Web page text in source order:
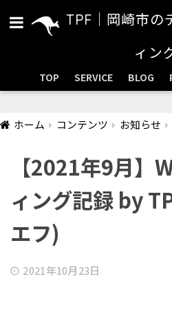
TPF｜岡崎市の
ィン
TOP SERVICE BLOG
ホーム コンテンツ お知らせ
【2021年9月】
ィング記録 by
エフ)
2021年10月23日